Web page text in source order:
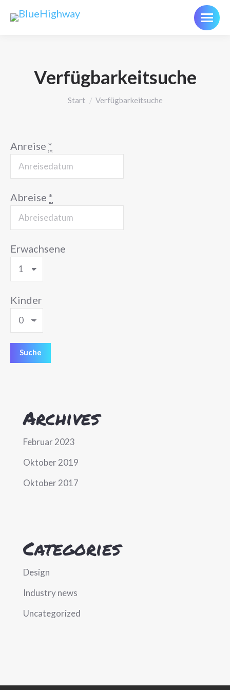
Verfügbarkeitsuche
Sie befinden sich hier:
Start Verfügbarkeitsuche
Anreise *
Abreise *
Erwachsene
Kinder
Archives
Februar 2023
Oktober 2019
Oktober 2017
Categories
Design
Industry news
Uncategorized